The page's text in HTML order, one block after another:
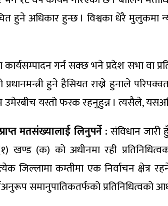
हुने अधिकार हुन्छ । विश्वका धेरै
गर्न सक्छ भने प्रदेश सभा वा
हुने हैसियत राख्ने हुनाले
उमेरबीच यस्तो फरक रहनुहुन्न । त्यसैले,
मतसंख्यालाई लिनुपर्ने : संविधान जारी
खण्ड (क) को अधीनमा रही
जिल्लामा कम्तीमा एक निर्वाचन
समानुपातिकतर्फको प्रतिनिधित्वको